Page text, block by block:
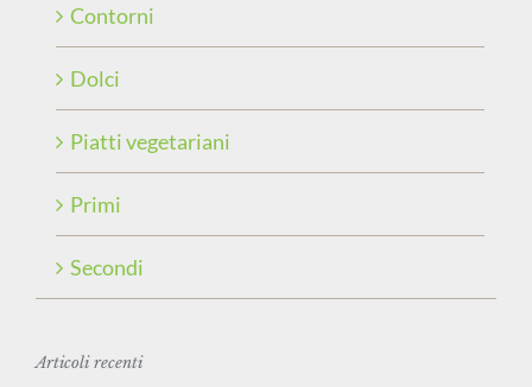
Contorni
Dolci
Piatti vegetariani
Primi
Secondi
Articoli recenti